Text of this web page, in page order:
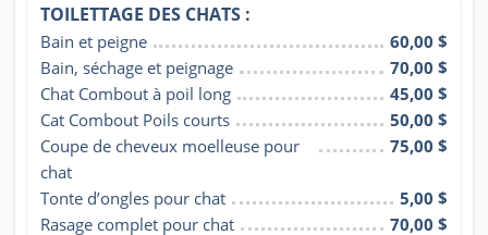
TOILETTAGE DES CHATS :
Bain et peigne
60,00 $
Bain, séchage et peignage
70,00 $
Chat Combout à poil long
45,00 $
Cat Combout Poils courts
50,00 $
Coupe de cheveux moelleuse pour
chat
75,00 $
Tonte d’ongles pour chat
5,00 $
Rasage complet pour chat
70,00 $